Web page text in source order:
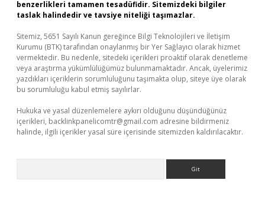
benzerlikleri tamamen tesadüfidir. Sitemizdeki bilgiler
taslak halindedir ve tavsiye niteliği taşımazlar.
Sitemiz, 5651 Sayılı Kanun gereğince Bilgi Teknolojileri ve İletişim
Kurumu (BTK) tarafından onaylanmış bir Yer Sağlayıcı olarak hizmet
vermektedir. Bu nedenle, sitedeki içerikleri proaktif olarak denetleme
veya araştırma yükümlülüğümüz bulunmamaktadır. Ancak, üyelerimiz
yazdıkları içeriklerin sorumluluğunu taşımakta olup, siteye üye olarak
bu sorumluluğu kabul etmiş sayılırlar.
Hukuka ve yasal düzenlemelere aykırı olduğunu düşündüğünüz
içerikleri, backlinkpanelicomtr@gmail.com adresine bildirmeniz
halinde, ilgili içerikler yasal süre içerisinde sitemizden kaldırılacaktır.